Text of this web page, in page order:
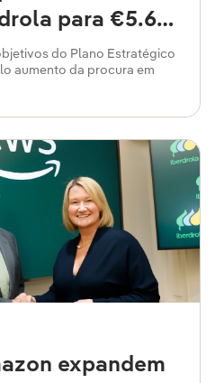
para €5.612
aumento de
do Plano Estratégico
aumento da procura em
expandem